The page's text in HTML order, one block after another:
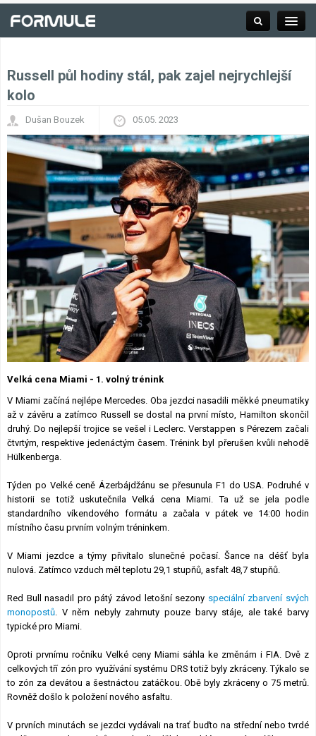
Závodní série
Kalendář F1
Výsledky F1
Týmy a jezdci F1
Okruhy F1
Lexikon F1
Russell půl hodiny stál, pak zajel nejrychlejší
kolo
Dušan Bouzek 05.05. 2023
Velká cena Miami - 1. volný trénink
V Miami začíná nejlépe Mercedes. Oba jezdci nasadili měkké pneumatiky
až v závěru a zatímco Russell se dostal na první místo, Hamilton skončil
druhý. Do nejlepší trojice se vešel i Leclerc. Verstappen s Pérezem začali
čtvrtým, respektive jedenáctým časem. Trénink byl přerušen kvůli nehodě
Hülkenberga.
Týden po Velké ceně Ázerbájdžánu se přesunula F1 do USA. Podruhé v
historii se totiž uskutečnila Velká cena Miami. Ta už se jela podle
standardního víkendového formátu a začala v pátek ve 14:00 hodin
místního času prvním volným tréninkem.
V Miami jezdce a týmy přivítalo slunečné počasí. Šance na déšť byla
nulová. Zatímco vzduch měl teplotu 29,1 stupňů, asfalt 48,7 stupňů.
Red Bull nasadil pro pátý závod letošní sezony speciální zbarvení svých
monopostů. V něm nebyly zahrnuty pouze barvy stáje, ale také barvy
typické pro Miami.
Oproti prvnímu ročníku Velké ceny Miami sáhla ke změnám i FIA. Dvě z
celkových tří zón pro využívání systému DRS totiž byly zkráceny. Týkalo se
to zón za devátou a šestnáctou zatáčkou. Obě byly zkráceny o 75 metrů.
Rovněž došlo k položení nového asfaltu.
V prvních minutách se jezdci vydávali na trať buďto na střední nebo tvrdé